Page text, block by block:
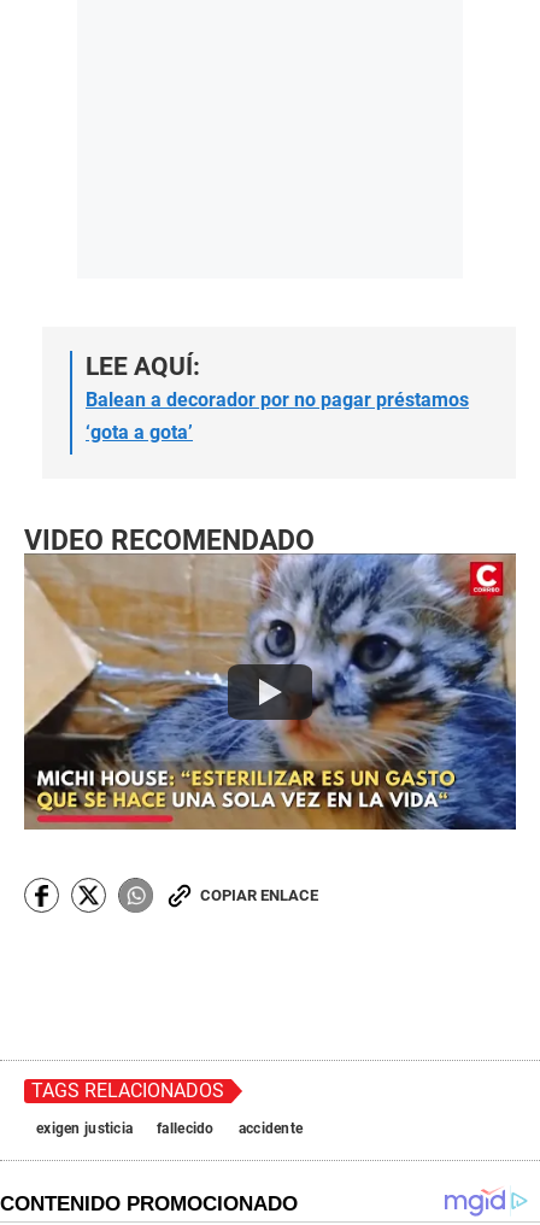
LEE AQUÍ:
Balean a decorador por no pagar préstamos
‘gota a gota’
VIDEO RECOMENDADO
COPIAR ENLACE
TAGS RELACIONADOS
exigen justicia fallecido accidente